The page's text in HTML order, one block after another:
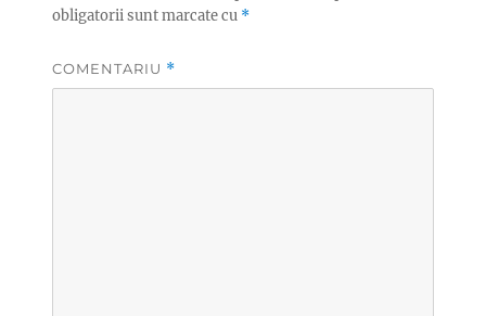
obligatorii sunt marcate cu *
COMENTARIU *